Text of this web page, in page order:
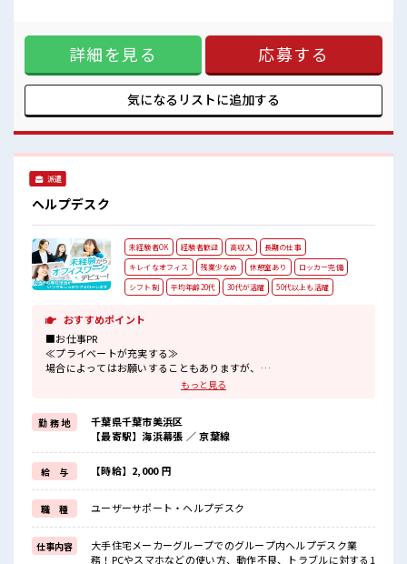
新しいことにチャレンジするのは不安だけど、 しっかり働く
環境が整っています！ イチからスキルUP・ステップUP目指
していきましょう！ ≪様々なお仕事をご提案≫ 一人で悩まず
気軽に相談できる、 派遣のお仕事です！ ■職場の雰囲気 活気
あふれる20代活躍中の職場です☆ 一息つける休憩スペースも
あります！ 持ち物が多いあなたにもぴったり☆ ロッカー付き
詳細を見る 応募する
気になるリストに追加する
派遣
ヘルプデスク
未経験者OK 経験者歓迎 高収入
長期の仕事
キレイなオフィス
残業少なめ 休憩室あり
ロッカー完備
シフト制
平均年齢20代 30代が活躍 50代以上も活躍
おすすめポイント
■お仕事PR
≪プライベートが充実する≫
場合によってはお願いすることもありますが、
新しいことにチャレンジするのは不安だけど、
しっかり働く環境が整っています！
イチからスキルUP・ステップUP目指していきましょう！
≪自分に向いている仕事が探せる≫
困った事などがあれば、
担当がしっかりサポートします！
■職場の雰囲気
≪20代の方が多数活躍中の職場≫
休憩室でホッと一息リフレッシュ！
ロッカーあり！
もっと見る
勤 務 地
千葉県千葉市美浜区
【最寄駅】海浜幕張 ／ 京葉線
給 与 【時給】2,000 円
職 種 ユーザーサポート・ヘルプデスク
仕事内容
大手住宅メーカーグループでのグループ内ヘルプデスク業
務！PCやスマホなどの使い方、動作不良、トラブルに対する1